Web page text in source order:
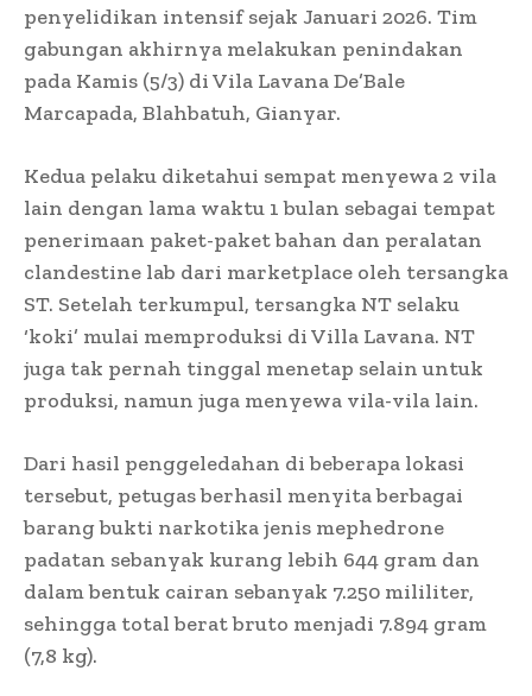
penyelidikan intensif sejak Januari 2026. Tim
gabungan akhirnya melakukan penindakan
pada Kamis (5/3) di Vila Lavana De’Bale
Marcapada, Blahbatuh, Gianyar.
Kedua pelaku diketahui sempat menyewa 2 vila
lain dengan lama waktu 1 bulan sebagai tempat
penerimaan paket-paket bahan dan peralatan
clandestine lab dari marketplace oleh tersangka
ST. Setelah terkumpul, tersangka NT selaku
‘koki’ mulai memproduksi di Villa Lavana. NT
juga tak pernah tinggal menetap selain untuk
produksi, namun juga menyewa vila-vila lain.
Dari hasil penggeledahan di beberapa lokasi
tersebut, petugas berhasil menyita berbagai
barang bukti narkotika jenis mephedrone
padatan sebanyak kurang lebih 644 gram dan
dalam bentuk cairan sebanyak 7.250 mililiter,
sehingga total berat bruto menjadi 7.894 gram
(7,8 kg).